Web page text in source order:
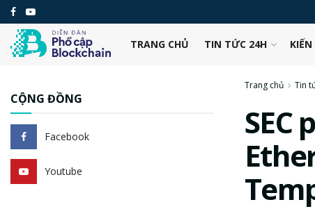
TRANG CHỦ TIN TỨC 24H
Trang chủ Tin
SEC
CỘNG ĐỒNG
Facebook
Youtube